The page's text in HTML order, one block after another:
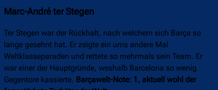
Marc-André ter Stegen
Ter Stegen war der Rückhalt, nach welchem sich Barça so
lange gesehnt hat. Er zeigte ein ums andere Mal
Weltklasseparaden und rettete so mehrmals sein Team. Er
war einer der Hauptgründe, weshalb Barcelona so wenig
Gegentore kassierte. Barçawelt-Note: 1, aktuell wohl der